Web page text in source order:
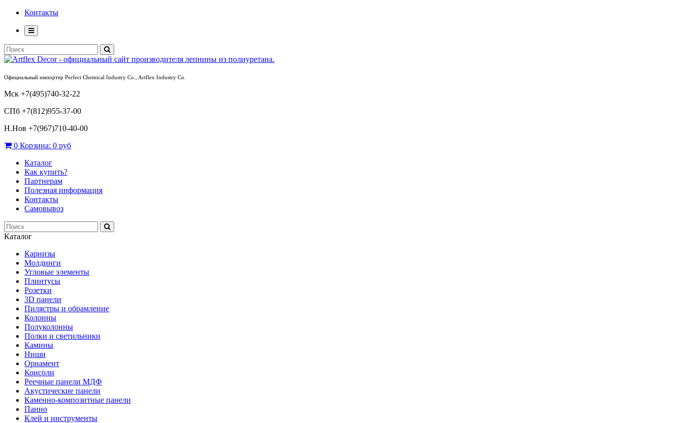
Контакты
Официальный импортер Perfect Chemical Industry Co., Artflex Industry Co.
Мск +7(495)740-32-22
СПб +7(812)955-37-00
Н.Нов +7(967)710-40-00
0 Корзина: 0 руб
Каталог
Как купить?
Партнерам
Полезная информация
Контакты
Самовывоз
Каталог
Карнизы
Молдинги
Угловые элементы
Плинтусы
Розетки
3D панели
Пилястры и обрамление
Колонны
Полуколонны
Полки и светильники
Камины
Ниши
Орнамент
Консоли
Реечные панели МДФ
Акустические панели
Каменно-композитные панели
Панно
Клей и инструменты